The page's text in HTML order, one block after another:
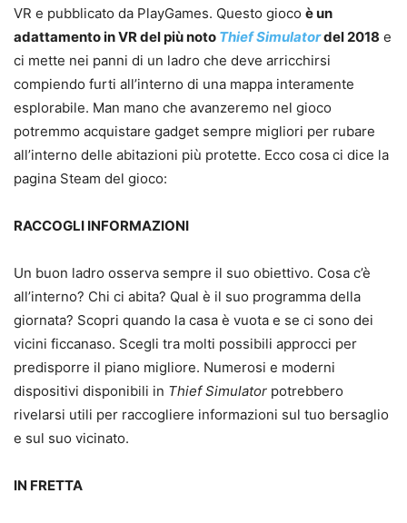
VR e pubblicato da PlayGames. Questo gioco è un
adattamento in VR del più noto Thief Simulatordel 2018 e
ci mette nei panni di un ladro che deve arricchirsi
compiendo furti all’interno di una mappa interamente
esplorabile. Man mano che avanzeremo nel gioco
potremmo acquistare gadget sempre migliori per rubare
all’interno delle abitazioni più protette. Ecco cosa ci dice la
pagina Steam del gioco:
RACCOGLI INFORMAZIONI
Un buon ladro osserva sempre il suo obiettivo. Cosa c’è
all’interno? Chi ci abita? Qual è il suo programma della
giornata? Scopri quando la casa è vuota e se ci sono dei
vicini ficcanaso. Scegli tra molti possibili approcci per
predisporre il piano migliore. Numerosi e moderni
dispositivi disponibili in Thief Simulator potrebbero
rivelarsi utili per raccogliere informazioni sul tuo bersaglio
e sul suo vicinato.
IN FRETTA